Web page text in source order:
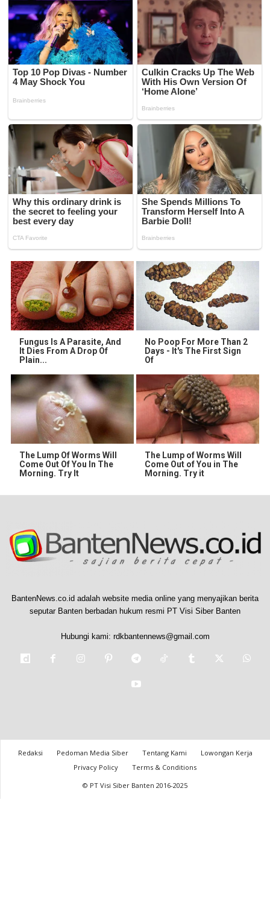
Fungus Is A Parasite, And
It Dies From A Drop Of
Plain...
No Poop For More Than 2
Days - It's The First Sign
Of
The Lump Of Worms Will
Come Out Of You In The
Morning. Try It
The Lump of Worms Will
Come Out of You in The
Morning. Try it
BantenNews.co.id adalah website media online yang menyajikan berita
seputar Banten berbadan hukum resmi PT Visi Siber Banten
Hubungi kami: rdkbantennews@gmail.com
Redaksi Pedoman Media Siber Tentang Kami
Lowongan Kerja
Privacy Policy
Terms & Conditions
© PT Visi Siber Banten 2016-2025